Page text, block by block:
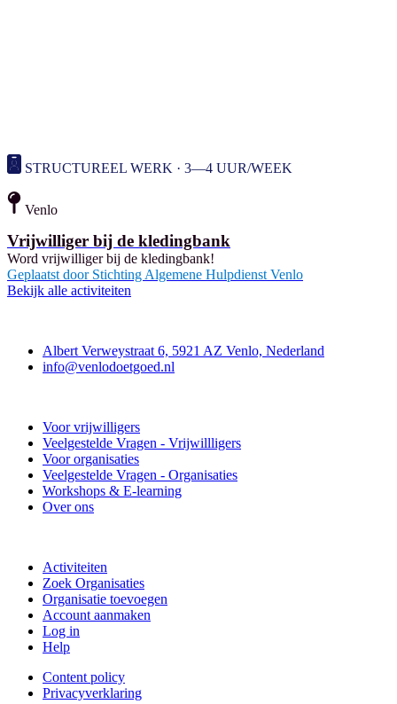
STRUCTUREEL WERK · 3—4 UUR/WEEK
Venlo
Vrijwilliger bij de kledingbank
Word vrijwilliger bij de kledingbank!
Geplaatst door Stichting Algemene Hulpdienst Venlo
Bekijk alle activiteiten
Albert Verweystraat 6, 5921 AZ Venlo, Nederland
info@venlodoetgoed.nl
Voor vrijwilligers
Veelgestelde Vragen - Vrijwillligers
Voor organisaties
Veelgestelde Vragen - Organisaties
Workshops & E-learning
Over ons
Activiteiten
Zoek Organisaties
Organisatie toevoegen
Account aanmaken
Log in
Help
Content policy
Privacyverklaring